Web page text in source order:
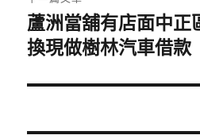
下
一
文
蘆洲當舖有店面中正
換現做樹林汽車借款